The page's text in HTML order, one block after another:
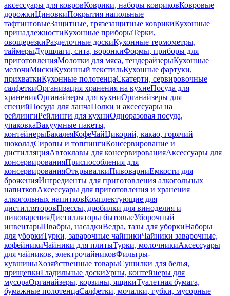
аксессуары для ковровКоврики, наборы ковриковКовровые
дорожкиЦиновкиПокрытия напольные
тафтинговыеЗащитные, грязезащитные коврикиКухонные
принадлежностиКухонные приборыТерки,
овощерезкиРазделочные доскиКухонные термометры,
таймерыДуршлаги, сита, воронкиФормы, приборы для
приготовленияМолотки для мяса, тендерайзерыКухонные
мелочиМискиКухонный текстильКухонные фартуки,
прихваткиКухонные полотенцаСкатерти, сервировочные
салфеткиОрганизация хранения на кухнеПосуда для
храненияОрганайзеры для кухниОрганайзеры для
специйПосуда для ланчаПолки и аксессуары на
рейлингиРейлинги для кухниОдноразовая посуда,
упаковкаВакуумные пакеты,
контейнерыБакалеяКофеЧайЦикорий, какао, горячий
шоколадСиропы и топпингиКонсервирование и
дистилляцияАвтоклавы для консервированияАксессуары для
консервированияПриспособления для
консервированияОткрывалкиПивоварниЕмкости для
броженияИнгредиенты для приготовления алкогольных
напитковАксессуары для приготовления и хранения
алкогольных напитковКомплектующие для
дистилляторовПрессы, дробилки для виноделия и
пивоваренияДистилляторы бытовыеУборочный
инвентарьШвабры, насадкиВедра, тазы для уборкиНаборы
для уборкиТурки, заварочные чайникиЧайники заварочные,
кофейникиЧайники для плитыТурки, молочникиАксессуары
для чайников, электрочайниковФильтры-
кувшиныХозяйственные товарыСушилки для белья,
прищепкиГладильные доскиУрны, контейнеры для
мусораОрганайзеры, корзины, ящикиТуалетная бумага,
бумажные полотенцаСалфетки, мочалки, губки, мусорные